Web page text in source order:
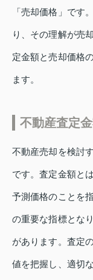
「売却価格」です
り、その理解が売
定金額と売却価格
ます。
不動産査定
不動産売却を検討
です。査定金額と
予測価格のことを
の重要な指標とな
があります。査定
値を把握し、適切